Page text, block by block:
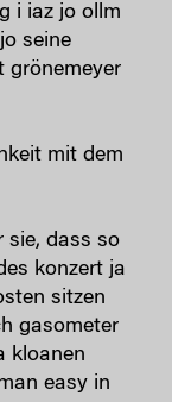
i iaz jo ollm
seine
grönemeyer
mit dem
sie, dass so
konzert ja
sitzen
gasometer
kloanen
easy in